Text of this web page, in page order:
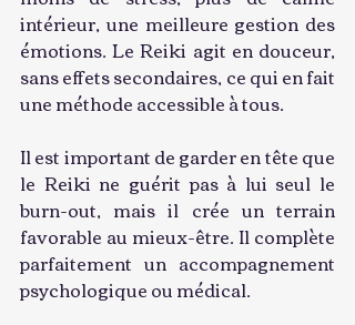
intérieur, une meilleure gestion des
émotions. Le Reiki agit en douceur,
sans effets secondaires, ce qui en fait
une méthode accessible à tous.
Il est important de garder en tête que
le Reiki ne guérit pas à lui seul le
burn-out, mais il crée un terrain
favorable au mieux-être. Il complète
parfaitement un accompagnement
psychologique ou médical.